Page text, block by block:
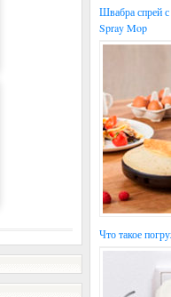
Швабра спрей
Spray Mop
Что такое